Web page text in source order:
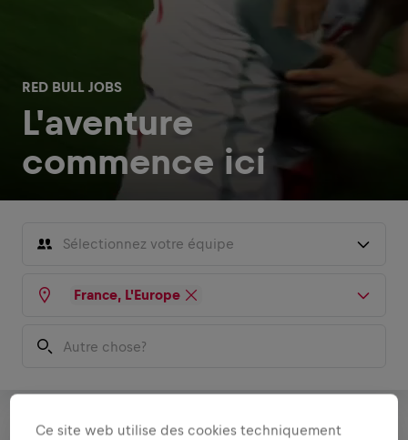
RED BULL JOBS
L'aventure
commence ici
Sélectionnez votre équipe
Ventes
Human Resources
Jobs étudiants
Early Career Programs
France, L'Europe
Ce site web utilise des cookies techniquement